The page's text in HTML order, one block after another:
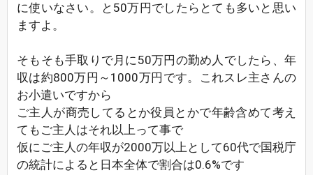
に使いなさい。と50万円でしたらとても多いと思い
ますよ。
そもそも手取りで月に50万円の勤め人でしたら、年
収は約800万円～1000万円です。これスレ主さんの
お小遣いですから
ご主人が商売してるとか役員とかで年齢含めて考え
てもご主人はそれ以上って事で
仮にご主人の年収が2000万以上として60代で国税庁
の統計によると日本全体で割合は0.6%です